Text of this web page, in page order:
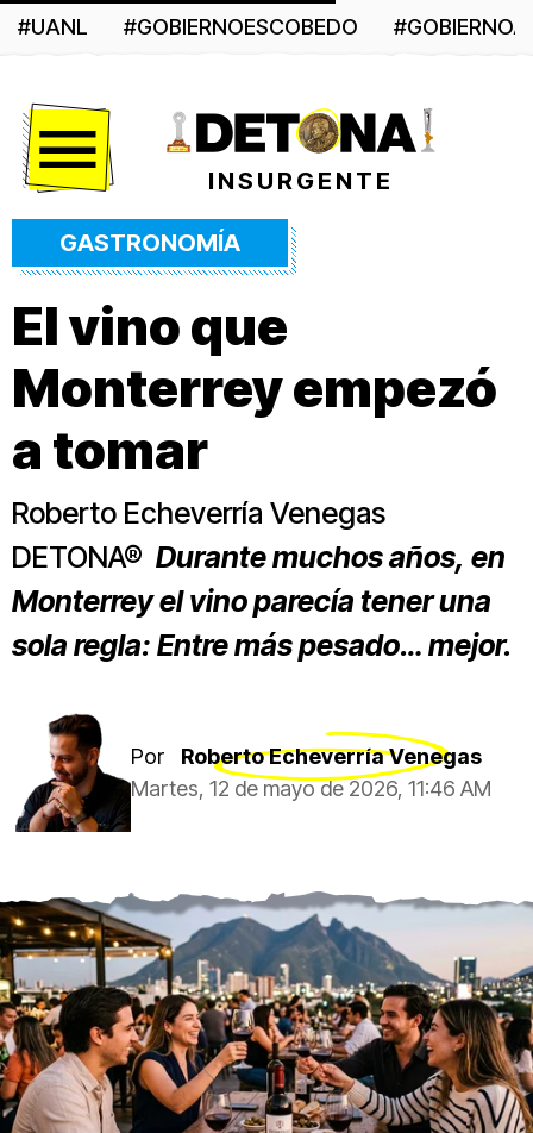
#UANL #GOBIERNOESCOBEDO
INSURGENTE
GASTRONOMÍA
El vino que
Monterrey empezó
a tomar
Roberto Echeverría Venegas
DETONA® Durante muchos años, en
Monterrey el vino parecía tener una
sola regla: Entre más pesado… mejor.
Por
Roberto Echeverría Venegas
Martes, 12 de mayo de 2026, 11:46 AM